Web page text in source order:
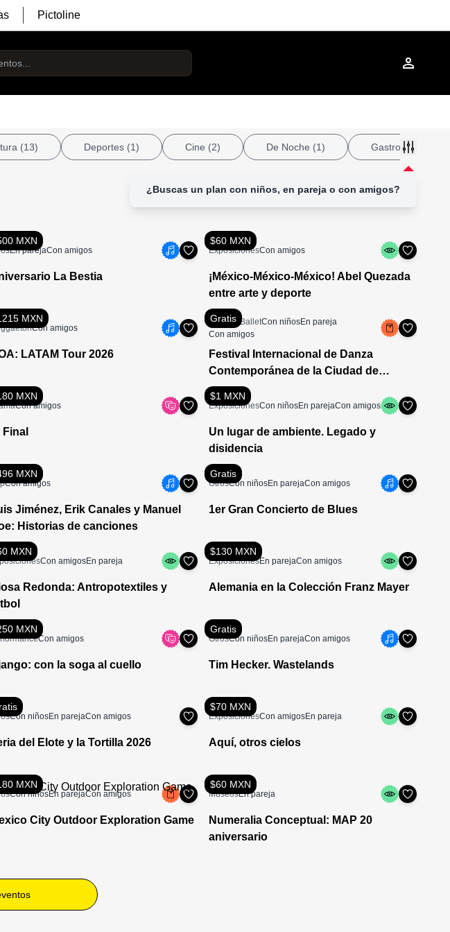
Pictoline
(13) Deportes (1) Cine (2) De Noche (1) Gastronomía
¿Buscas un plan con niños, en pareja o con amigos?
MXN
En parejaCon amigos
La Bestia
$60 MXN
ExposicionesCon amigos
¡México-México-México! Abel Quezada
entre arte y deporte
MXN
Con amigos
LATAM Tour 2026
Gratis
Danza / BalletCon niñosEn pareja
Con amigos
Festival Internacional de Danza
Contemporánea de la Ciudad de
México 2026
MXN
Con amigos
Final
$1 MXN
ExposicionesCon niñosEn parejaCon amigos
Un lugar de ambiente. Legado y
disidencia
MXN
Con amigos
Jiménez, Erik Canales y Manuel
Historias de canciones
Gratis
OtrosCon niñosEn parejaCon amigos
1er Gran Concierto de Blues
MXN
Con amigosEn pareja
Redonda: Antropotextiles y
$130 MXN
ExposicionesEn parejaCon amigos
Alemania en la Colección Franz Mayer
MXN
Con amigos
con la soga al cuello
Gratis
OtrosCon niñosEn parejaCon amigos
Tim Hecker. Wastelands
Con niñosEn parejaCon amigos
del Elote y la Tortilla 2026
$70 MXN
ExposicionesCon amigosEn pareja
Aquí, otros cielos
MXN
Con niñosEn parejaCon amigos
City Outdoor Exploration Game
$60 MXN
MuseosEn pareja
Numeralia Conceptual: MAP 20
aniversario